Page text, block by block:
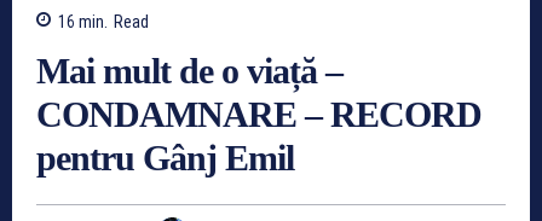
16 min. Read
Mai mult de o viață –
CONDAMNARE – RECORD
pentru Gânj Emil